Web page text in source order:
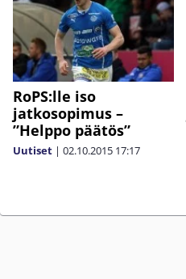
RoPS:lle iso
jatkosopimus –
”Helppo päätös”
Uutiset | 02.10.2015 17:17